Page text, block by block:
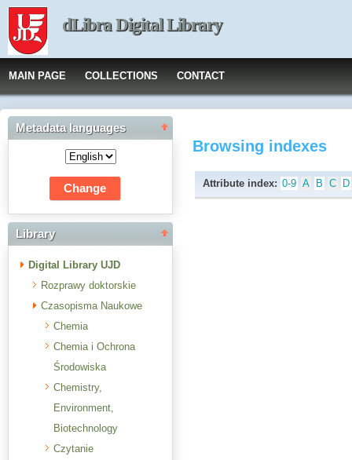
dLibra Digital Library
MAIN PAGE COLLECTIONS CONTACT
Metadata languages
Library
Digital Library UJD
Rozprawy doktorskie
Czasopisma Naukowe
Chemia
Chemia i Ochrona
Środowiska
Chemistry,
Environment,
Biotechnology
Czytanie
Browsing indexes
Attribute index: 0-9 A B C D